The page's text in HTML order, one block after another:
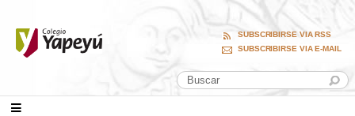
SUBSCRIBIRSE VIA RSS
SUBSCRIBIRSE VIA E-MAIL